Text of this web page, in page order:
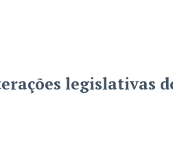
legislativas